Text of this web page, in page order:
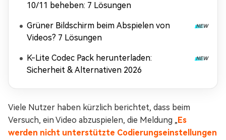
10/11 beheben: 7 Lösungen
Grüner Bildschirm beim Abspielen von
Videos? 7 Lösungen
K-Lite Codec Pack herunterladen:
Sicherheit & Alternativen 2026
Viele Nutzer haben kürzlich berichtet, dass beim
Versuch, ein Video abzuspielen, die Meldung „Es
werden nicht unterstützte Codierungseinstellungen